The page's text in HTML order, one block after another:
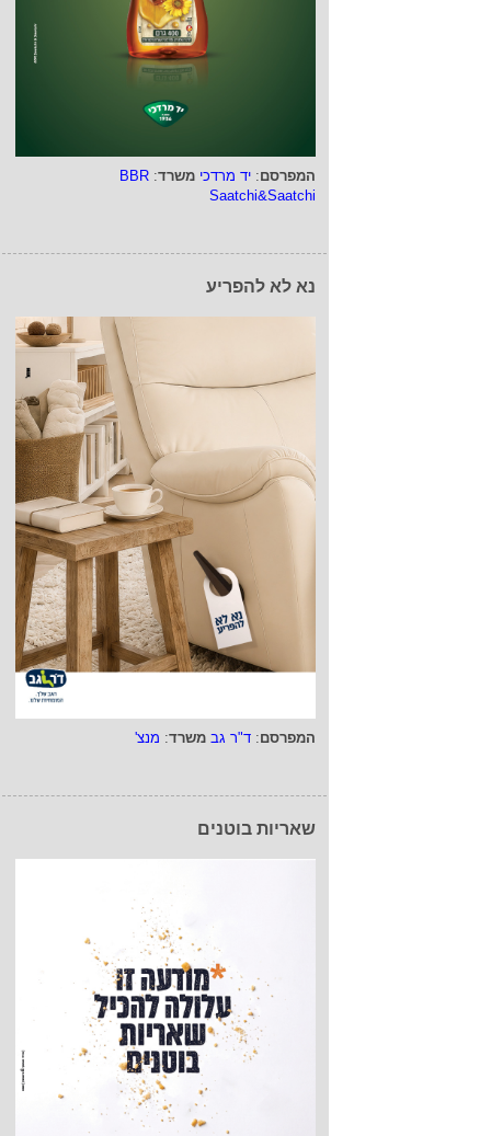
המפרסם: יד מרדכי משרד:
BBR
Saatchi&Saatchi
נא לא להפריע
המפרסם: ד"ר גב משרד: מנצ'
שאריות בוטנים